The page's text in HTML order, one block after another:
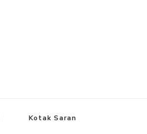
Kotak Saran